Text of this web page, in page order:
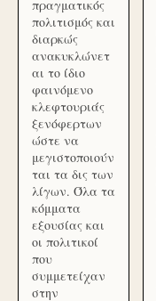
πραγματικός
πολιτισμός και
διαρκώς
ανακυκλώνετ
αι το ίδιο
φαινόμενο
κλεφτουριάς
ξενόφερτων
ώστε να
μεγιστοποιούν
ται τα δις των
λίγων. Όλα τα
κόμματα
εξουσίας και
οι πολιτικοί
που
συμμετείχαν
στην